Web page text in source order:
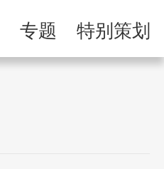
举报专区
专题 特别策划